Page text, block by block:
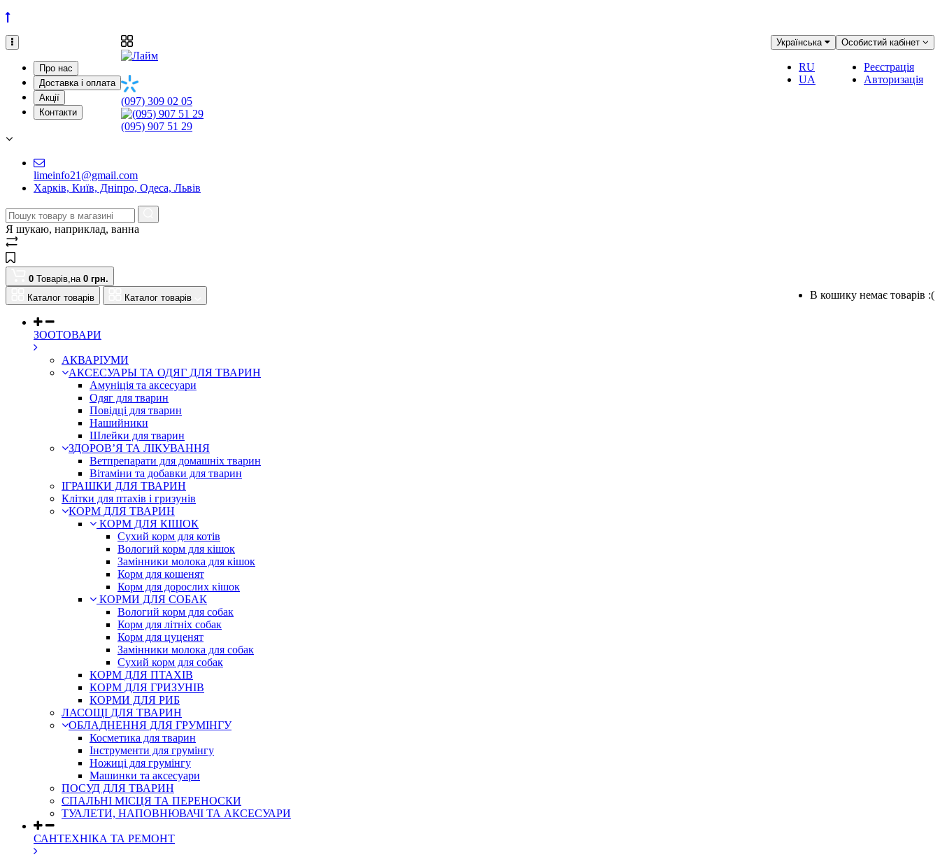
Про нас
Доставка і оплата
Акції
Контакти
Особистий кабінет
Реєстрація
Авторизація
Українська
RU
UA
(097) 309 02 05
(095) 907 51 29
limeinfo21@gmail.com
Харків, Київ, Дніпро, Одеса, Львів
Я шукаю, наприклад, ванна
0 Товарів,на 0 грн.
В кошику немає товарів :(
Каталог товарів Каталог товарів
ЗООТОВАРИ
АКВАРІУМИ
АКСЕСУАРЫ ТА ОДЯГ ДЛЯ ТВАРИН
Амуніція та аксесуари
Одяг для тварин
Повідці для тварин
Нашийники
Шлейки для тварин
ЗДОРОВ’Я ТА ЛІКУВАННЯ
Ветпрепарати для домашніх тварин
Вітаміни та добавки для тварин
ІГРАШКИ ДЛЯ ТВАРИН
Клітки для птахів і гризунів
КОРМ ДЛЯ ТВАРИН
КОРМ ДЛЯ КІШОК
Сухий корм для котів
Вологий корм для кішок
Замінники молока для кішок
Корм для кошенят
Корм для дорослих кішок
КОРМИ ДЛЯ СОБАК
Вологий корм для собак
Корм для літніх собак
Корм для цуценят
Замінники молока для собак
Сухий корм для собак
КОРМ ДЛЯ ПТАХІВ
КОРМ ДЛЯ ГРИЗУНІВ
КОРМИ ДЛЯ РИБ
ЛАСОЩІ ДЛЯ ТВАРИН
ОБЛАДНЕННЯ ДЛЯ ГРУМІНГУ
Косметика для тварин
Інструменти для грумінгу
Ножиці для грумінгу
Машинки та аксесуари
ПОСУД ДЛЯ ТВАРИН
СПАЛЬНІ МІСЦЯ ТА ПЕРЕНОСКИ
ТУАЛЕТИ, НАПОВНЮВАЧІ ТА АКСЕСУАРИ
САНТЕХНІКА ТА РЕМОНТ